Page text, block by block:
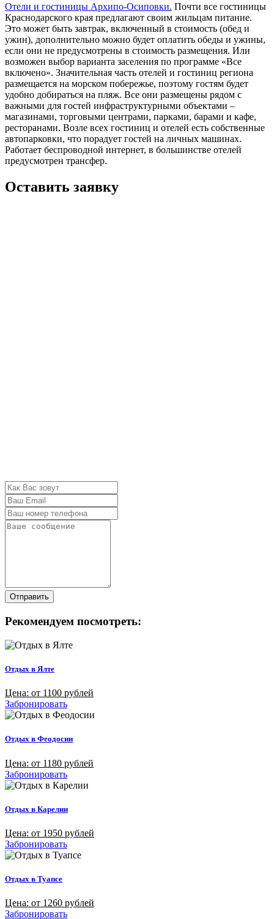
Отели и гостиницы Архипо-Осиповки. Почти все гостиницы
Краснодарского края предлагают своим жильцам питание.
Это может быть завтрак, включенный в стоимость (обед и
ужин), дополнительно можно будет оплатить обеды и ужины,
если они не предусмотрены в стоимость размещения. Или
возможен выбор варианта заселения по программе «Все
включено». Значительная часть отелей и гостиниц региона
размещается на морском побережье, поэтому гостям будет
удобно добираться на пляж. Все они размещены рядом с
важными для гостей инфраструктурными объектами –
магазинами, торговыми центрами, парками, барами и кафе,
ресторанами. Возле всех гостиниц и отелей есть собственные
автопарковки, что порадует гостей на личных машинах.
Работает беспроводной интернет, в большинстве отелей
предусмотрен трансфер.
Оставить заявку
Отправить
Рекомендуем посмотреть:
Отдых в Ялте
Цена: от 1100 рублей
Забронировать
Отдых в Феодосии
Цена: от 1180 рублей
Забронировать
Отдых в Карелии
Цена: от 1950 рублей
Забронировать
Отдых в Туапсе
Цена: от 1260 рублей
Забронировать